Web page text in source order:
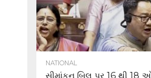
NATIONAL
સીમાંકન બિલ પર 16 થી 18